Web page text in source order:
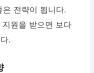
전략이 됩니다.
원을 받으면 보다
.